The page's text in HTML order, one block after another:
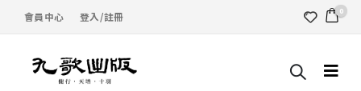
會員中心 登入/註冊 0